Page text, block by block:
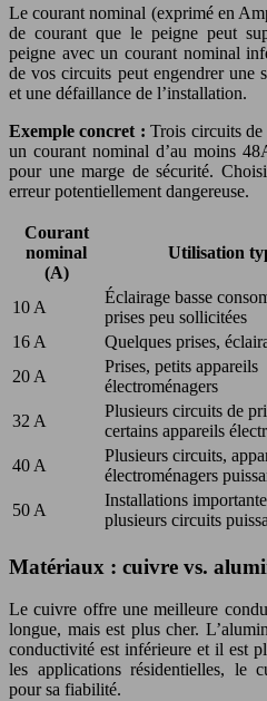
Le courant nominal (exprimé en
de courant que le peigne peut
peigne avec un courant nominal
de vos circuits peut engendrer une
et une défaillance de l’installation.
Exemple concret :Trois circuits de
un courant nominal d’au moins
pour une marge de sécurité.
erreur potentiellement dangereuse.
Courant
nominal
(A)
Utilisation
10 A
Éclairage basse
prises peu sollicitées
16 A
Quelques prises,
20 A
Prises, petits appareils
électroménagers
32 A
Plusieurs circuits de
certains appareils
40 A
Plusieurs circuits,
électroménagers
50 A
Installations
plusieurs circuits
Matériaux : cuivre vs.
Le cuivre offre une meilleure
longue, mais est plus cher.
conductivité est inférieure et il est
les applications résidentielles, le
pour sa fiabilité.